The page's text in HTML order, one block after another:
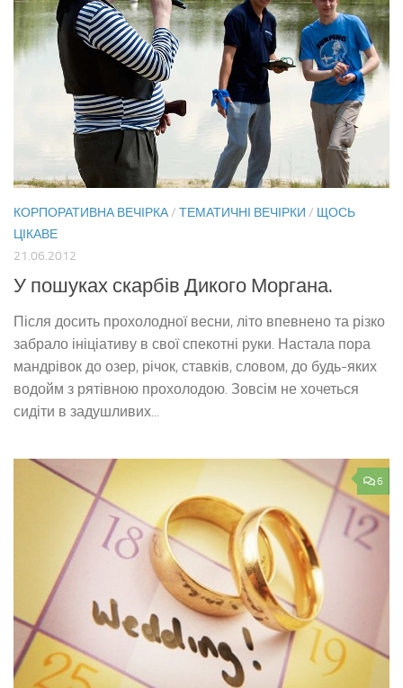
КОРПОРАТИВНА ВЕЧІРКА/ ТЕМАТИЧНІ ВЕЧІРКИ / ЩОСЬ
ЦІКАВЕ
21.06.2012
У пошуках скарбів Дикого Моргана.
Після досить прохолодної весни, літо впевнено та різко
забрало ініціативу в свої спекотні руки. Настала пора
мандрівок до озер, річок, ставків, словом, до будь-яких
водойм з рятівною прохолодою. Зовсім не хочеться
сидіти в задушливих...
6